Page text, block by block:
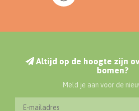
Altijd op de hoogte zijn
bomen?
Meld je aan voor de